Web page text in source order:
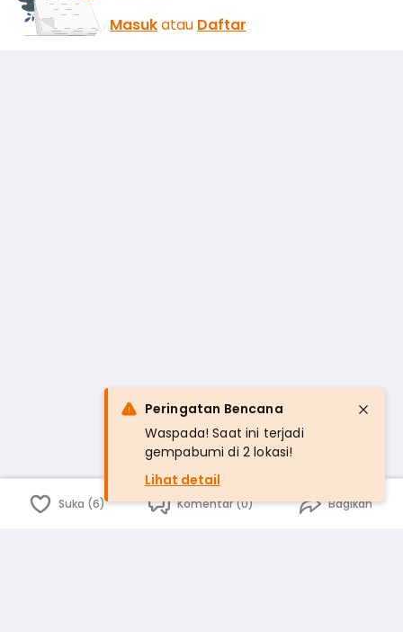
Masukatau Daftar
Suka (6) Komentar (0) Bagikan
Peringatan Bencana
Waspada! Saat ini terjadi
gempabumi di 2 lokasi!
Lihat detail